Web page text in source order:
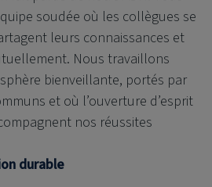
soudée où les collègues se
leurs connaissances et
Nous travaillons
bienveillante, portés par
et où l’ouverture d’esprit
nos réussites
durable